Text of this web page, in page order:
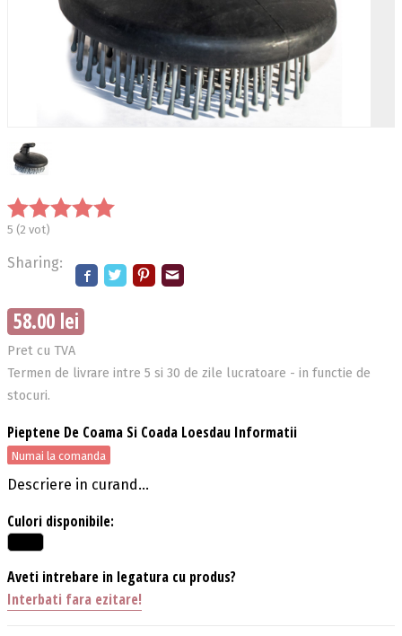
5 (2 vot)
Sharing:
58.00 lei
Pret cu TVA
Termen de livrare intre 5 si 30 de zile lucratoare - in functie de
stocuri.
Pieptene De Coama Si Coada Loesdau Informatii
Numai la comanda
Descriere in curand...
Culori disponibile:
Aveti intrebare in legatura cu produs?
Interbati fara ezitare!